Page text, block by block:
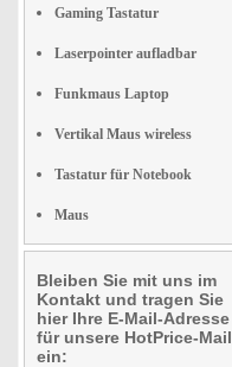
Gaming Tastatur
Laserpointer aufladbar
Funkmaus Laptop
Vertikal Maus wireless
Tastatur für Notebook
Maus
Bleiben Sie mit uns im
Kontakt und tragen Sie
hier Ihre E-Mail-Adresse
für unsere HotPrice-Mail
ein: